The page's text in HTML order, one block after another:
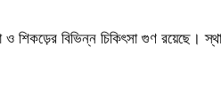
ও শিকড়ের বিভিন্ন চিকিৎসা গুণ রয়েছে।